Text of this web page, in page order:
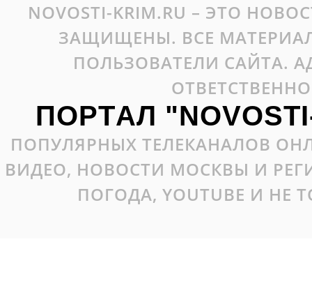
NOVOSTI-KRIM.RU – ЭТО
ЗАЩИЩЕНЫ. ВСЕ
ПОЛЬЗОВАТЕЛИ САЙТА.
ПОРТАЛ
ПОПУЛЯРНЫХ ТЕЛЕКАНАЛОВ
ВИДЕО, НОВОСТИ МОСКВЫ И
ПОГОДА, YOUTUBE И